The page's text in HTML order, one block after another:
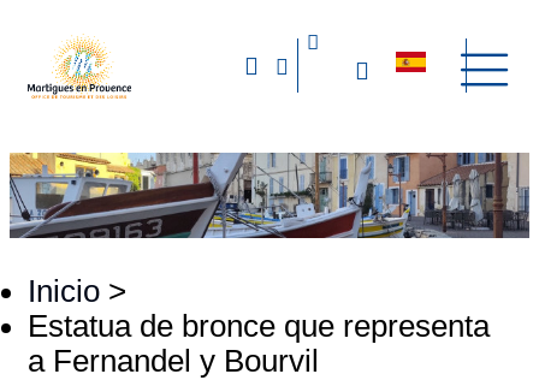
Inicio >
Estatua de bronce que representa
a Fernandel y Bourvil